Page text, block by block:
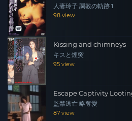
人妻玲子 調教の軌跡 1
98 view
Kissing and chimneys
キスと煙突
95 view
Escape Captivity
監禁逃亡 略奪愛
87 view